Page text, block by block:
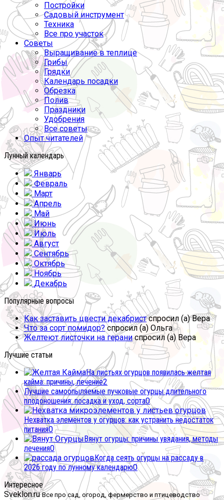
Постройки
Садовый инструмент
Техника
Все про участок
Советы
Выращивание в теплице
Грибы
Грядки
Календарь посадки
Обрезка
Полив
Праздники
Удобрения
Все советы
Опыт читателей
Лунный календарь
Январь
Февраль
Март
Апрель
Май
Июнь
Июль
Август
Сентябрь
Октябрь
Ноябрь
Декабрь
Популярные вопросы
Как заставить цвести декабристспросил (а) Вера
Что за сорт помидор? спросил (а) Ольга
Желтеют листочки на гераниспросил (а) Вера
Лучшие статьи
На листьях огурцов появилась желтая
кайма: причины, лечение2
Лучшие самоопыляемые пучковые огурцы длительного
плодоношения: посадка и уход, сорта0
Нехватка элементов у огурцов: как устранить недостаток
питания0
Вянут огурцы: причины увядания, методы
лечения0
Когда сеять огурцы на рассаду в
2026 году по лунному календарю0
Интересное
Sveklon.ru Все про сад, огород, фермерство и птицеводство